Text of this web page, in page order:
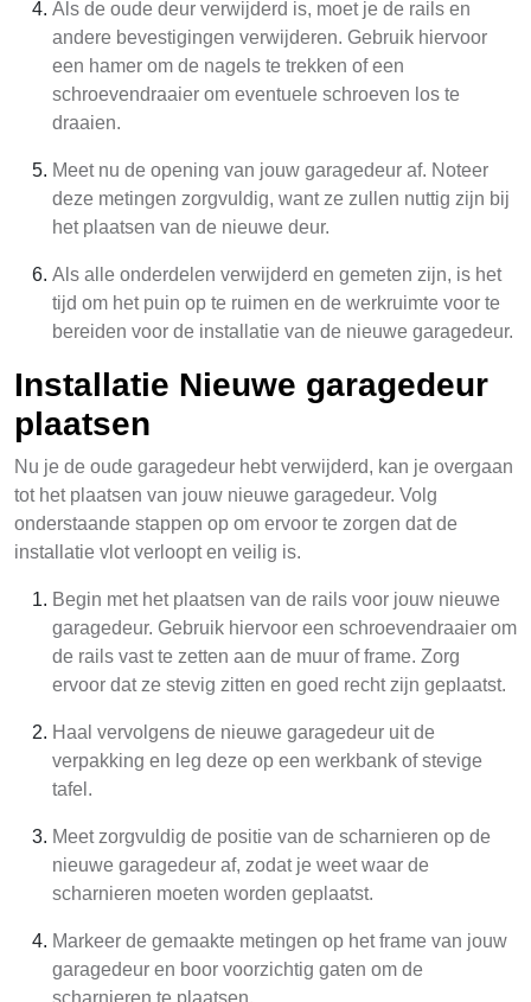
Als de oude deur verwijderd is, moet je de rails en
andere bevestigingen verwijderen. Gebruik hiervoor
een hamer om de nagels te trekken of een
schroevendraaier om eventuele schroeven los te
draaien.
Meet nu de opening van jouw garagedeur af. Noteer
deze metingen zorgvuldig, want ze zullen nuttig zijn bij
het plaatsen van de nieuwe deur.
Als alle onderdelen verwijderd en gemeten zijn, is het
tijd om het puin op te ruimen en de werkruimte voor te
bereiden voor de installatie van de nieuwe garagedeur.
Installatie Nieuwe garagedeur
plaatsen
Nu je de oude garagedeur hebt verwijderd, kan je overgaan
tot het plaatsen van jouw nieuwe garagedeur. Volg
onderstaande stappen op om ervoor te zorgen dat de
installatie vlot verloopt en veilig is.
Begin met het plaatsen van de rails voor jouw nieuwe
garagedeur. Gebruik hiervoor een schroevendraaier om
de rails vast te zetten aan de muur of frame. Zorg
ervoor dat ze stevig zitten en goed recht zijn geplaatst.
Haal vervolgens de nieuwe garagedeur uit de
verpakking en leg deze op een werkbank of stevige
tafel.
Meet zorgvuldig de positie van de scharnieren op de
nieuwe garagedeur af, zodat je weet waar de
scharnieren moeten worden geplaatst.
Markeer de gemaakte metingen op het frame van jouw
garagedeur en boor voorzichtig gaten om de
scharnieren te plaatsen.